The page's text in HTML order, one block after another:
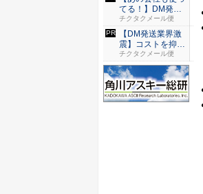
てる！】DM発送
なら絶対...
チクタクメール便
【DM発送業界激
震】コストを抑え
た配達な...
チクタクメール便